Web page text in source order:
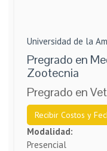
Universidad de la
Pregrado en
Zootecnia
Pregrado en
Recibir Costos y
Modalidad:
Presencial